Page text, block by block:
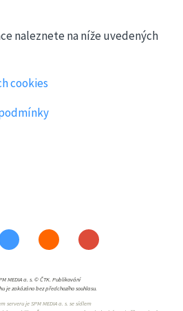
naleznete na níže uvedených
cookies
MEDIA a. s. © ČTK. Publikování
je zakázáno bez předchozího souhlasu.
serveru je SPM MEDIA a. s. se sídlem